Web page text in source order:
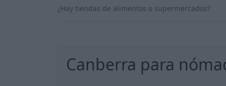
¿Hay tiendas de alimentos o supermercados?
Canberra para